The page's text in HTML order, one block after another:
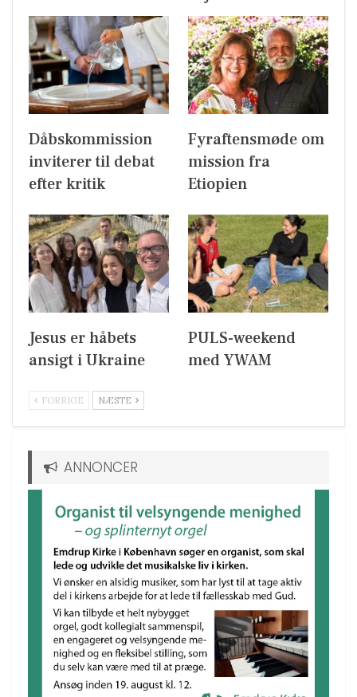
Dåbskommission
inviterer til debat
efter kritik
Fyraftensmøde om
mission fra
Etiopien
Jesus er håbets
ansigt i Ukraine
PULS-weekend
med YWAM
FORRIGE NÆSTE
ANNONCER